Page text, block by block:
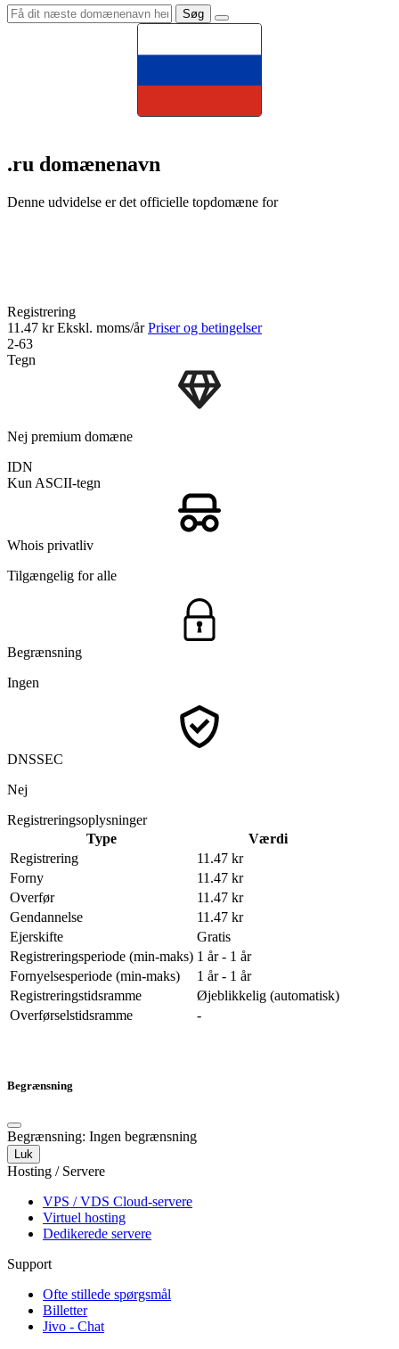
.ru domænenavn
Denne udvidelse er det officielle topdomæne for
Registrering
11.47 krEkskl. moms/årPriser og betingelser
2-63
Tegn
Nej premium domæne
IDN
Kun ASCII-tegn
Whois privatliv
Tilgængelig for alle
Begrænsning
Ingen
DNSSEC
Nej
Registreringsoplysninger
Type
Værdi
Registrering
11.47 kr
Forny
11.47 kr
Overfør
11.47 kr
Gendannelse
11.47 kr
Ejerskifte
Gratis
Registreringsperiode (min-maks) 1 år - 1 år
Fornyelsesperiode (min-maks)
1 år - 1 år
Registreringstidsramme
Øjeblikkelig (automatisk)
Overførselstidsramme
-
Begrænsning
Begrænsning: Ingen begrænsning
Luk
Hosting / Servere
VPS / VDS Cloud-servere
Virtuel hosting
Dedikerede servere
Support
Ofte stillede spørgsmål
Billetter
Jivo - Chat